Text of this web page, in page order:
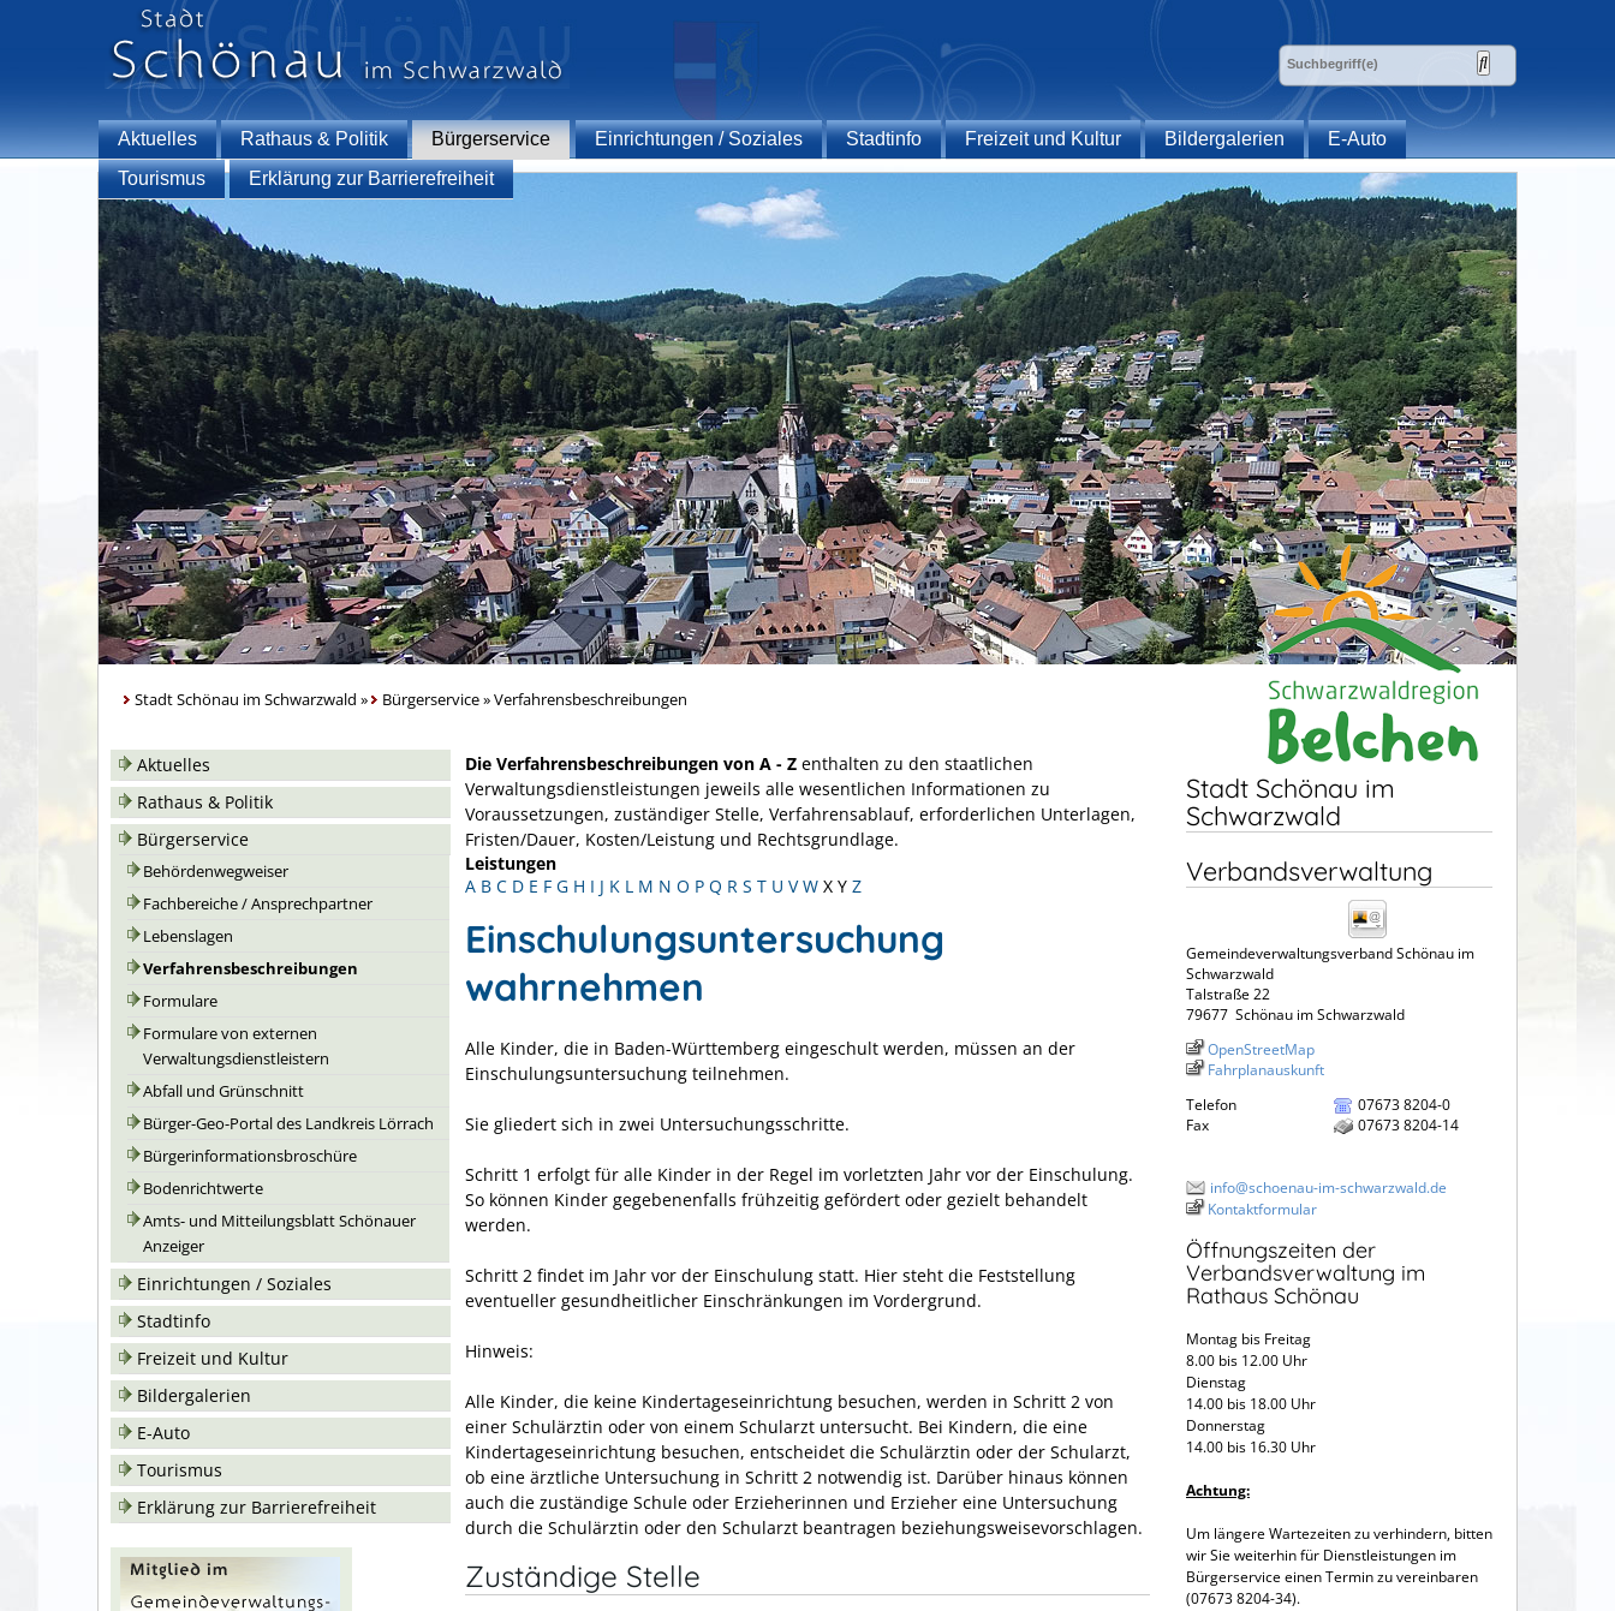
Aktuelles Rathaus & Politik Bürgerservice Einrichtungen / Soziales Stadtinfo Freizeit und Kultur Bildergalerien
E-Auto
Tourismus
Erklärung zur Barrierefreiheit
Stadt Schönau im Schwarzwald » Bürgerservice»Verfahrensbeschreibungen
Aktuelles
Rathaus & Politik
Bürgerservice
Behördenwegweiser
Fachbereiche / Ansprechpartner
Lebenslagen
Verfahrensbeschreibungen
Formulare
Formulare von externen
Verwaltungsdienstleistern
Abfall und Grünschnitt
Bürger-Geo-Portal des Landkreis Lörrach
Bürgerinformationsbroschüre
Bodenrichtwerte
Amts- und Mitteilungsblatt Schönauer
Anzeiger
Einrichtungen / Soziales
Stadtinfo
Freizeit und Kultur
Bildergalerien
E-Auto
Tourismus
Erklärung zur Barrierefreiheit
Die Verfahrensbeschreibungen von A - Z enthalten zu den staatlichen
Verwaltungsdienstleistungen jeweils alle wesentlichen Informationen zu
Voraussetzungen, zuständiger Stelle, Verfahrensablauf, erforderlichen Unterlagen,
Fristen/Dauer, Kosten/Leistung und Rechtsgrundlage.
Leistungen
A B C D E F G H I J K L M N O P Q R S T U V W X Y Z
Einschulungsuntersuchung
wahrnehmen
Alle Kinder, die in Baden-Württemberg eingeschult werden, müssen an der
Einschulungsuntersuchung teilnehmen.
Sie gliedert sich in zwei Untersuchungsschritte.
Schritt 1 erfolgt für alle Kinder in der Regel im vorletzten Jahr vor der Einschulung.
So können Kinder gegebenenfalls frühzeitig gefördert oder gezielt behandelt
werden.
Schritt 2 findet im Jahr vor der Einschulung statt. Hier steht die Feststellung
eventueller gesundheitlicher Einschränkungen im Vordergrund.
Hinweis:
Alle Kinder, die keine Kindertageseinrichtung besuchen, werden in Schritt 2 von
einer Schulärztin oder von einem Schularzt untersucht. Bei Kindern, die eine
Kindertageseinrichtung besuchen, entscheidet die Schulärztin oder der Schularzt,
ob eine ärztliche Untersuchung in Schritt 2 notwendig ist. Darüber hinaus können
auch die zuständige Schule oder Erzieherinnen und Erzieher eine Untersuchung
durch die Schulärztin oder den Schularzt beantragen beziehungsweisevorschlagen.
Zuständige Stelle
Stadt Schönau im
Schwarzwald
Verbandsverwaltung
Gemeindeverwaltungsverband Schönau im
Schwarzwald
Talstraße 22
79677 Schönau im Schwarzwald
OpenStreetMap
Fahrplanauskunft
Telefon
07673 8204-0
Fax
07673 8204-14
info@schoenau-im-schwarzwald.de
Kontaktformular
Öffnungszeiten der
Verbandsverwaltung im
Rathaus Schönau
Montag bis Freitag
8.00 bis 12.00 Uhr
Dienstag
14.00 bis 18.00 Uhr
Donnerstag
14.00 bis 16.30 Uhr
Achtung:
Um längere Wartezeiten zu verhindern, bitten
wir Sie weiterhin für Dienstleistungen im
Bürgerservice einen Termin zu vereinbaren
(07673 8204-34).